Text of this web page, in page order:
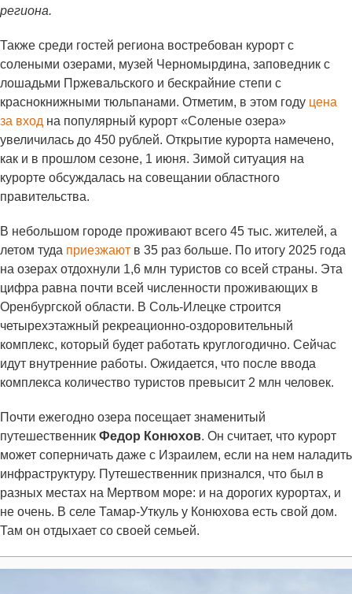
региона.
Также среди гостей региона востребован курорт с
солеными озерами, музей Черномырдина, заповедник с
лошадьми Пржевальского и бескрайние степи с
краснокнижными тюльпанами. Отметим, в этом году цена
за вход на популярный курорт «Соленые озера»
увеличилась до 450 рублей. Открытие курорта намечено,
как и в прошлом сезоне, 1 июня. Зимой ситуация на
курорте обсуждалась на совещании областного
правительства.
В небольшом городе проживают всего 45 тыс. жителей, а
летом туда приезжают в 35 раз больше. По итогу 2025 года
на озерах отдохнули 1,6 млн туристов со всей страны. Эта
цифра равна почти всей численности проживающих в
Оренбургской области. В Соль-Илецке строится
четырехэтажный рекреационно-оздоровительный
комплекс, который будет работать круглогодично. Сейчас
идут внутренние работы. Ожидается, что после ввода
комплекса количество туристов превысит 2 млн человек.
Почти ежегодно озера посещает знаменитый
путешественник Федор Конюхов. Он считает, что курорт
может соперничать даже с Израилем, если на нем наладить
инфраструктуру. Путешественник признался, что был в
разных местах на Мертвом море: и на дорогих курортах, и
не очень. В селе Тамар-Уткуль у Конюхова есть свой дом.
Там он отдыхает со своей семьей.